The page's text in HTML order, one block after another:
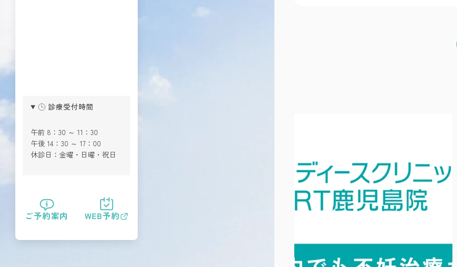
診療受付時間
午前 8：30 ～ 11：30
午後 14：30 ～ 17：00
休診日：金曜・日曜・祝日
ご予約案内 WEB予約